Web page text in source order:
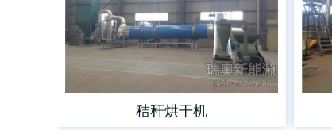
秸秆烘干机